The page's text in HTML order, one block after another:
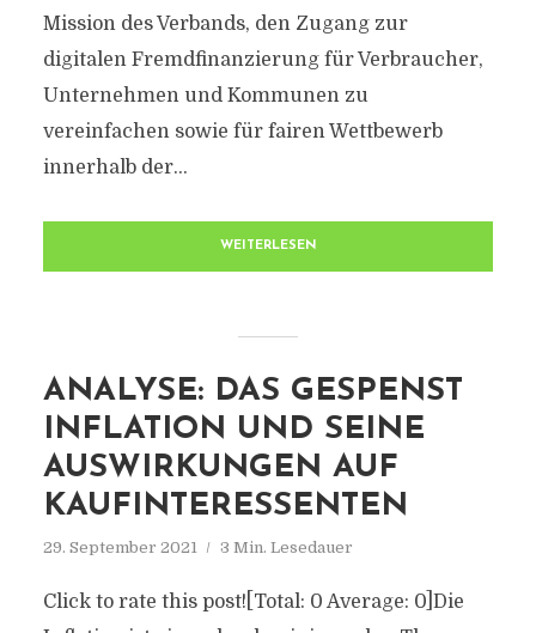
Mission des Verbands, den Zugang zur
digitalen Fremdfinanzierung für Verbraucher,
Unternehmen und Kommunen zu
vereinfachen sowie für fairen Wettbewerb
innerhalb der...
WEITERLESEN
ANALYSE: DAS GESPENST
INFLATION UND SEINE
AUSWIRKUNGEN AUF
KAUFINTERESSENTEN
29. September 2021 3 Min. Lesedauer
Click to rate this post![Total: 0 Average: 0]Die